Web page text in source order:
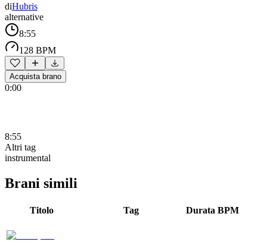
diHubris
alternative
8:55
128 BPM
Acquista brano
0:00
8:55
Altri tag
instrumental
Brani simili
Titolo Tag Durata BPM